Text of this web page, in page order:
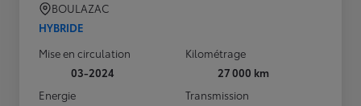
BOULAZAC
HYBRIDE
Mise en circulation
03-2024
Kilométrage
27 000 km
Energie
Transmission